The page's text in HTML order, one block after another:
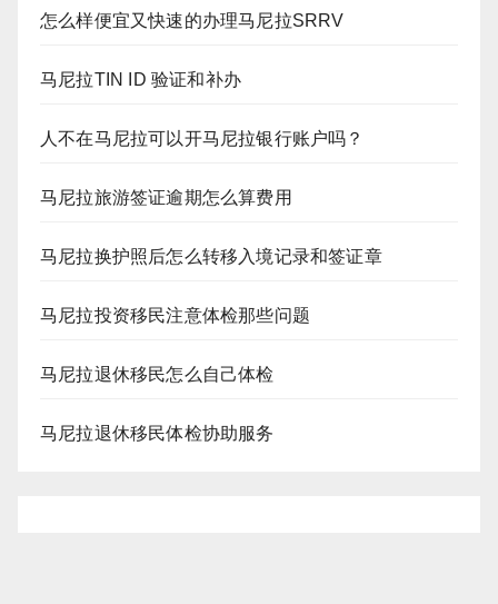
怎么样便宜又快速的办理马尼拉SRRV
马尼拉TIN ID 验证和补办
人不在马尼拉可以开马尼拉银行账户吗？
马尼拉旅游签证逾期怎么算费用
马尼拉换护照后怎么转移入境记录和签证章
马尼拉投资移民注意体检那些问题
马尼拉退休移民怎么自己体检
马尼拉退休移民体检协助服务